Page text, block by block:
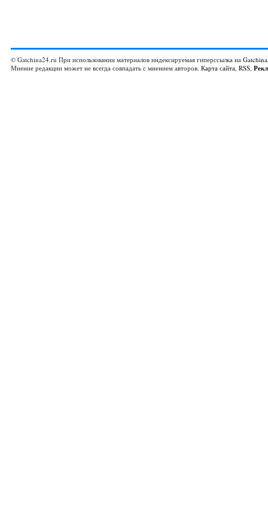
© Gatchina24.ru При использовании материалов индексируемая гиперссылка на
Мнение редакции может не всегда совпадать с мнением авторов. Карта сайта, RSS,